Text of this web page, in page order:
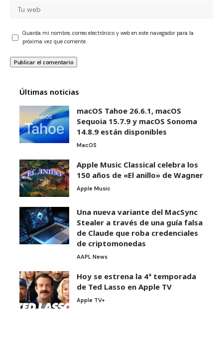
Guarda mi nombre, correo electrónico y web en este navegador para la
próxima vez que comente.
Últimas noticias
macOS Tahoe 26.6.1, macOS
Sequoia 15.7.9 y macOS Sonoma
14.8.9 están disponibles
MacOS
Apple Music Classical celebra los
150 años de «El anillo» de Wagner
Apple Music
Una nueva variante del MacSync
Stealer a través de una guía falsa
de Claude que roba credenciales
de criptomonedas
AAPL News
Hoy se estrena la 4ª temporada
de Ted Lasso en Apple TV
Apple TV+